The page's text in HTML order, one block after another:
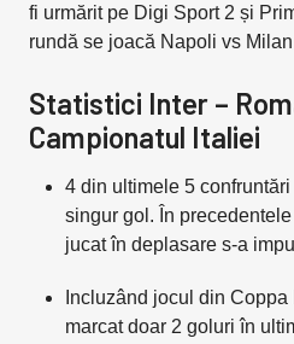
fi urmărit pe Digi Sport 2 și
rundă se joacă Napoli vs
Statistici Inter –
Campionatul Italiei
4 din ultimele 5
singur gol. În
jucat în deplasare s-a
Incluzând jocul din Coppa
marcat doar 2 goluri în